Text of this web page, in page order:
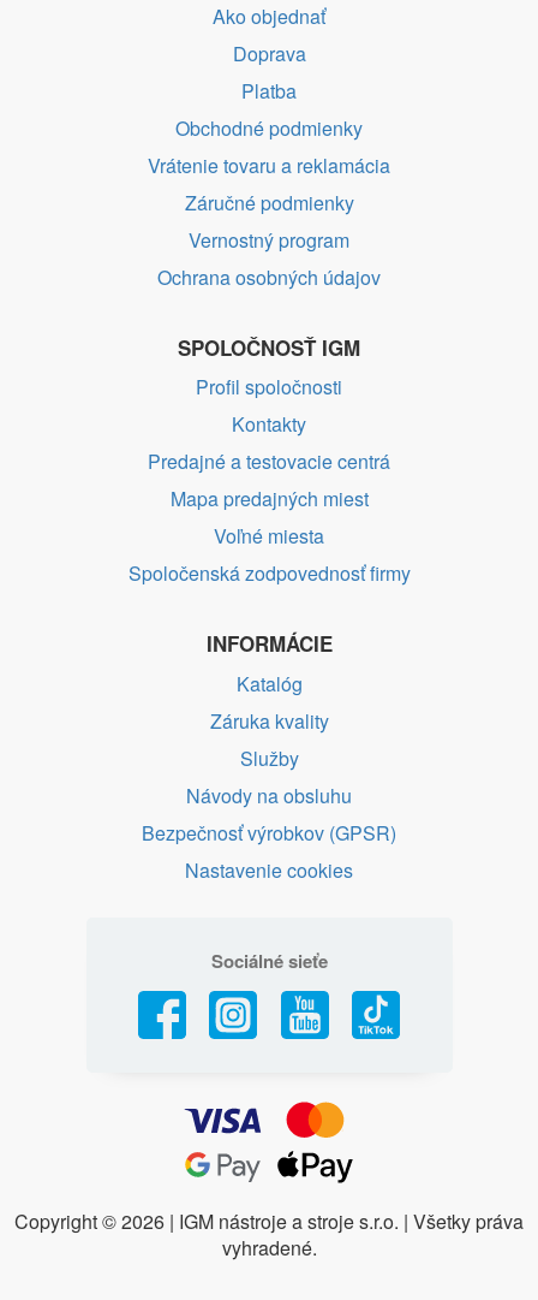
Ako objednať
Doprava
Platba
Obchodné podmienky
Vrátenie tovaru a reklamácia
Záručné podmienky
Vernostný program
Ochrana osobných údajov
SPOLOČNOSŤ IGM
Profil spoločnosti
Kontakty
Predajné a testovacie centrá
Mapa predajných miest
Voľné miesta
Spoločenská zodpovednosť firmy
INFORMÁCIE
Katalóg
Záruka kvality
Služby
Návody na obsluhu
Bezpečnosť výrobkov (GPSR)
Nastavenie cookies
Sociálné sieťe
Copyright ©2026 | IGM nástroje a stroje s.r.o. | Všetky práva
vyhradené.